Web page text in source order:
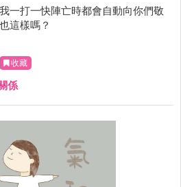
一打一快陣亡時都會自動向你們敬
這樣嗎？
收藏
係